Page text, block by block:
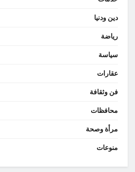
دين ودنيا
رياضة
سياسة
عقارات
فن وثقافة
محافظات
مرأة وصحة
منوعات